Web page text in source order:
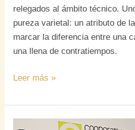
relegados al ámbito técnico.
pureza varietal: un atributo de
marcar la diferencia entre una
una llena de contratiempos.
Leer más »